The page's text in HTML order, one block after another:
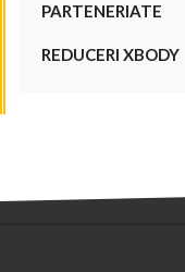
PARTENERIATE
REDUCERI XBODY